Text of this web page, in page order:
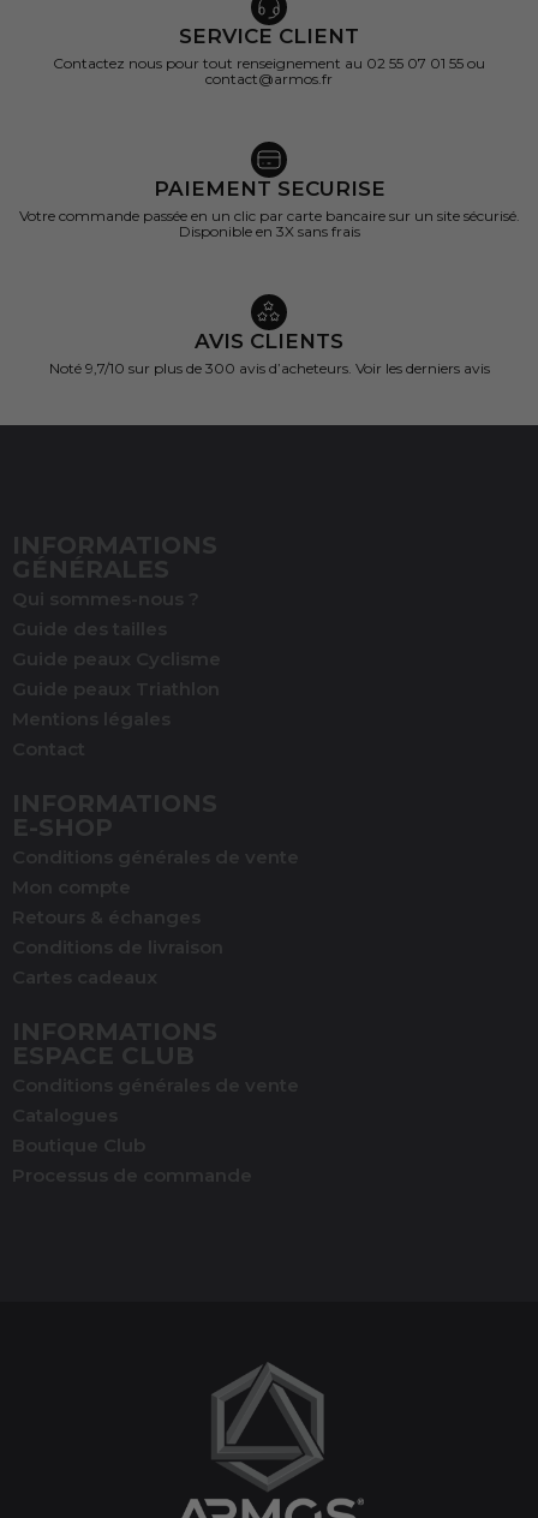
SERVICE CLIENT
Contactez nous pour tout renseignement au 02 55 07 01 55 ou
contact@armos.fr
PAIEMENT SECURISE
Votre commande passée en un clic par carte bancaire sur un site sécurisé.
Disponible en 3X sans frais
AVIS CLIENTS
Noté 9,7/10 sur plus de 300 avis d’acheteurs. Voir les derniers avis
INFORMATIONS
GÉNÉRALES
Qui sommes-nous ?
Guide des tailles
Guide peaux Cyclisme
Guide peaux Triathlon
Mentions légales
Contact
INFORMATIONS
E-SHOP
Conditions générales de vente
Mon compte
Retours & échanges
Conditions de livraison
Cartes cadeaux
INFORMATIONS
ESPACE CLUB
Conditions générales de vente
Catalogues
Boutique Club
Processus de commande